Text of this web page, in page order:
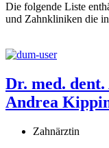
Die folgende Liste
und Zahnkliniken die in
Dr. med.
Andrea
Zahnärztin